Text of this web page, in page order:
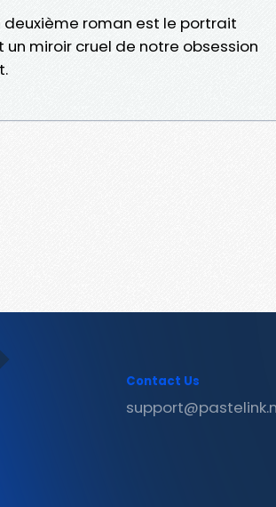
deuxième roman est le portrait
miroir cruel de notre obsession
Contact Us